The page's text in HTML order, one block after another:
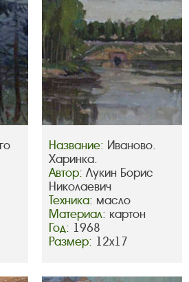
Название: Иваново.
Харинка.
Автор: Лукин Борис
Николаевич
Техника: масло
Материал: картон
Год: 1968
Размер: 12х17